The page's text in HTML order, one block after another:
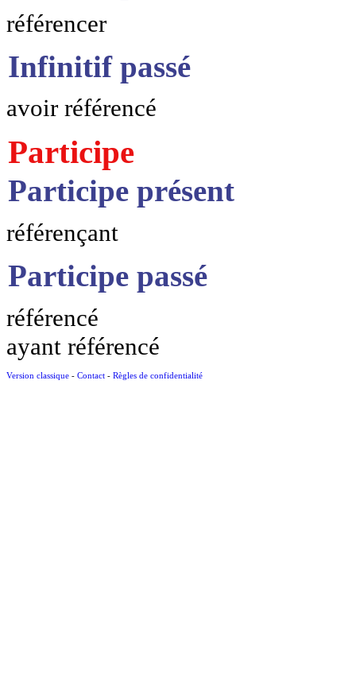
référencer
Infinitif passé
avoir référencé
Participe
Participe présent
référençant
Participe passé
référencé
ayant référencé
Version classique - Contact - Règles de confidentialité